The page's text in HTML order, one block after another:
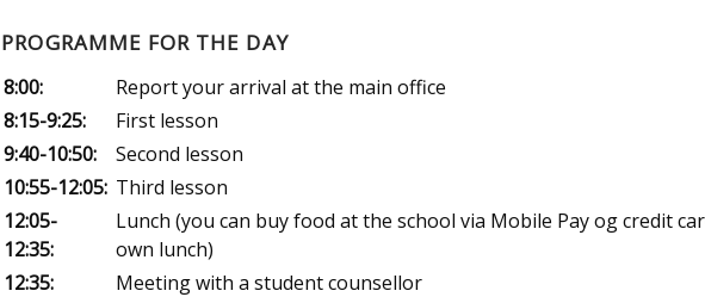
PROGRAMME FOR THE DAY
8:00:
Report your arrival at the main office
8:15-9:25:
First lesson
9:40-10:50:
Second lesson
10:55-12:05: Third lesson
12:05-
12:35:
Lunch (you can buy food at the school via Mobile Pay og credit
own lunch)
12:35:
Meeting with a student counsellor